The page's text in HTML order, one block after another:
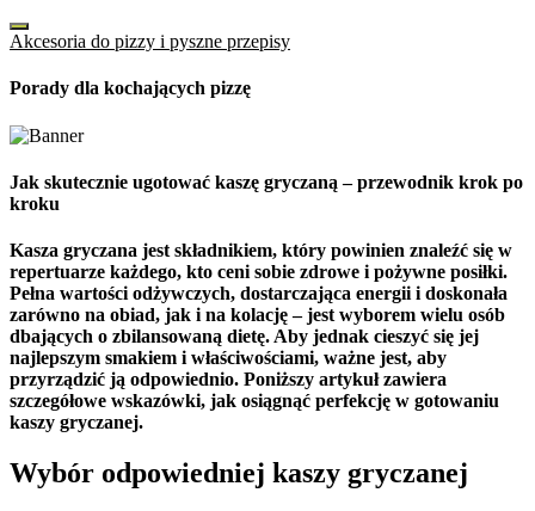
Akcesoria do pizzy i pyszne przepisy
Porady dla kochających pizzę
Jak skutecznie ugotować kaszę gryczaną – przewodnik krok po
kroku
Kasza gryczana jest składnikiem, który powinien znaleźć się w
repertuarze każdego, kto ceni sobie zdrowe i pożywne posiłki.
Pełna wartości odżywczych, dostarczająca energii i doskonała
zarówno na obiad, jak i na kolację – jest wyborem wielu osób
dbających o zbilansowaną dietę. Aby jednak cieszyć się jej
najlepszym smakiem i właściwościami, ważne jest, aby
przyrządzić ją odpowiednio. Poniższy artykuł zawiera
szczegółowe wskazówki, jak osiągnąć perfekcję w gotowaniu
kaszy gryczanej.
Wybór odpowiedniej kaszy gryczanej